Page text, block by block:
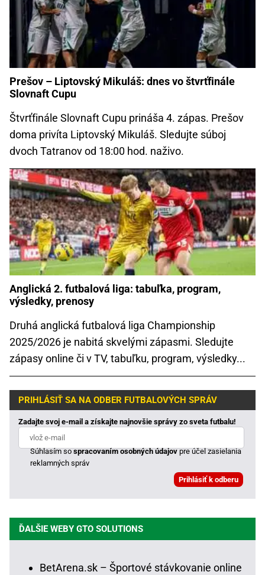
Prešov – Liptovský Mikuláš: dnes vo štvrťfinále
Slovnaft Cupu
Štvrťfinále Slovnaft Cupu prináša 4. zápas. Prešov
doma privíta Liptovský Mikuláš. Sledujte súboj
dvoch Tatranov od 18:00 hod. naživo.
Anglická 2. futbalová liga: tabuľka, program,
výsledky, prenosy
Druhá anglická futbalová liga Championship
2025/2026 je nabitá skvelými zápasmi. Sledujte
zápasy online či v TV, tabuľku, program, výsledky...
PRIHLÁSIŤ SA NA ODBER FUTBALOVÝCH SPRÁV
Zadajte svoj e-mail a získajte najnovšie správy zo sveta futbalu!
Súhlasím sospracovaním osobných údajovpre účel zasielania
reklamných správ
ĎALŠIE WEBY GTO SOLUTIONS
BetArena.sk – Športové stávkovanie online